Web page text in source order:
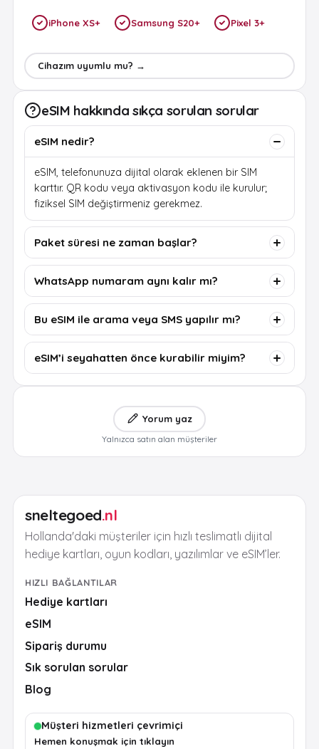
iPhone XS+ Samsung S20+ Pixel 3+
Cihazım uyumlu mu? →
eSIM hakkında sıkça sorulan sorular
eSIM nedir?
eSIM, telefonunuza dijital olarak eklenen bir SIM
karttır. QR kodu veya aktivasyon kodu ile kurulur;
fiziksel SIM değiştirmeniz gerekmez.
Paket süresi ne zaman başlar?
WhatsApp numaram aynı kalır mı?
Bu eSIM ile arama veya SMS yapılır mı?
eSIM’i seyahatten önce kurabilir miyim?
Yorum yaz
Yalnızca satın alan müşteriler
sneltegoed.nl
Hollanda'daki müşteriler için hızlı teslimatlı dijital
hediye kartları, oyun kodları, yazılımlar ve eSIM’ler.
HIZLI BAĞLANTILAR
Hediye kartları
eSIM
Sipariş durumu
Sık sorulan sorular
Blog
Müşteri hizmetleri çevrimiçi
Hemen konuşmak için tıklayın